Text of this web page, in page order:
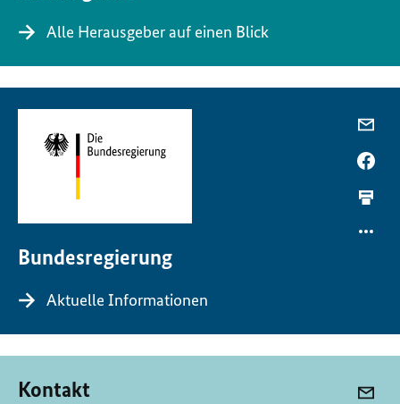
Alle Herausgeber auf einen Blick
Bundesregierung
Aktuelle Informationen
Kontakt